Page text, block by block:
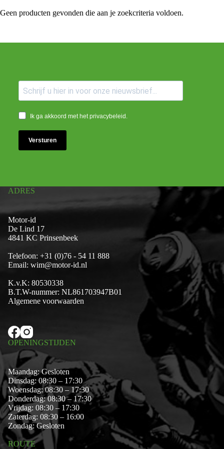
Geen producten gevonden die aan je zoekcriteria voldoen.
Ik ga akkoord met het privacybeleid.
Versturen
ADRES
Motor-id
De Lind 17
4841 KC Prinsenbeek
Telefoon: +31 (0)76 - 54 11 888
Email: wim@motor-id.nl
K.v.K: 80530338
B.T.W-nummer: NL861703947B01
Algemene voorwaarden
OPENINGSTIJDEN
Maandag: Gesloten
Dinsdag: 08:30 – 17:30
Woensdag: 08:30 – 17:30
Donderdag: 08:30 – 17:30
Vrijdag: 08:30 – 17:30
Zaterdag: 08:30 – 16:00
Zondag: Gesloten
ROUTE